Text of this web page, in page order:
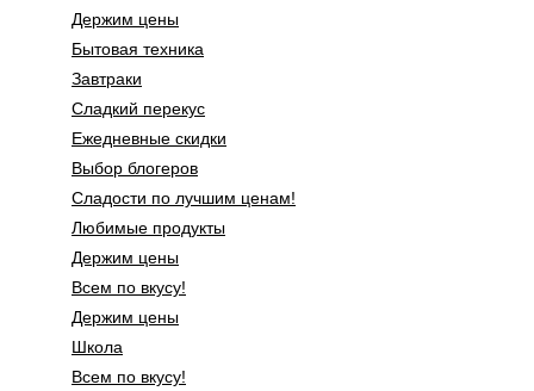
Держим цены
Бытовая техника
Завтраки
Сладкий перекус
Ежедневные скидки
Выбор блогеров
Сладости по лучшим ценам!
Любимые продукты
Держим цены
Всем по вкусу!
Держим цены
Школа
Всем по вкусу!